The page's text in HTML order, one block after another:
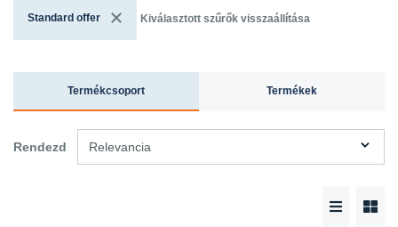
Standard offer Kiválasztott szűrők visszaállítása
Termékcsoport Termékek
Rendezd Relevancia